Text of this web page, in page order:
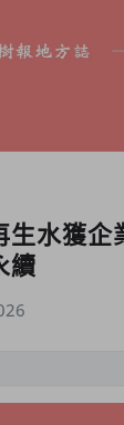
生水獲企
續